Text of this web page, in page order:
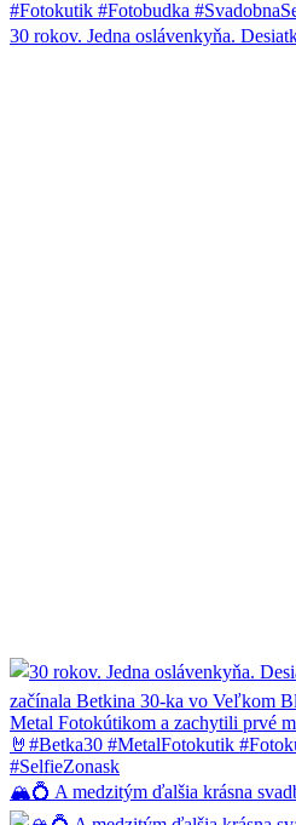
30 rokov. Jedna oslávenkyňa.
🏔️💍 A medzitým ďalšia krásna